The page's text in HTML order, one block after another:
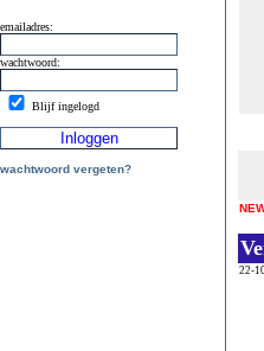
emailadres:
wachtwoord:
Blijf ingelogd
wachtwoord vergeten?
22-